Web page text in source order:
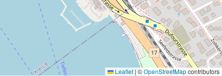
Leaflet | ©OpenStreetMapcontributors